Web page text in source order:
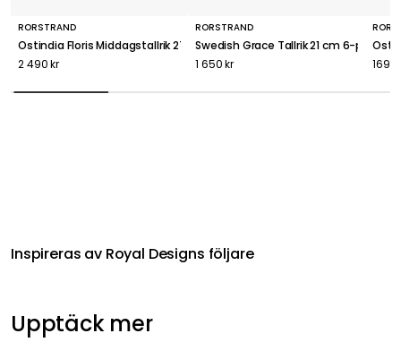
RÖRSTRAND
Ostindia Floris Middagstallrik 27 cm, 6-pack
2 490 kr
RÖRSTRAND
Swedish Grace Tallrik 21 cm 6-pack,
1 650 kr
169 kr
Inspireras av Royal Designs följare
Upptäck mer